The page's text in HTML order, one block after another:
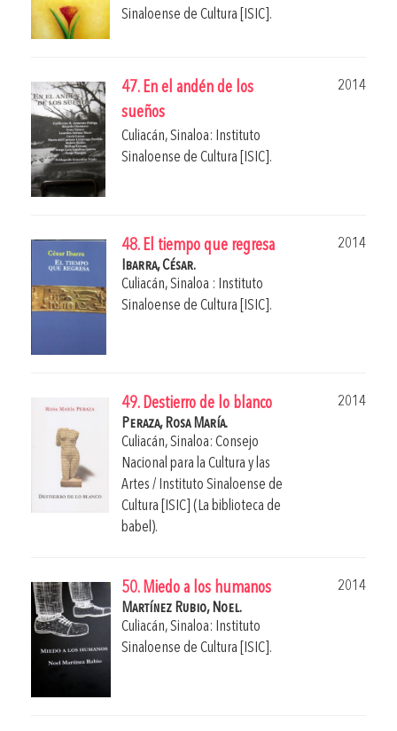
Sinaloense de Cultura [ISIC].
47. En el andén de los
sueños
2014
Culiacán, Sinaloa: Instituto
Sinaloense de Cultura [ISIC].
48. El tiempo que regresa
2014
Ibarra, César.
Culiacán, Sinaloa : Instituto
Sinaloense de Cultura [ISIC].
49. Destierro de lo blanco
2014
Peraza, Rosa María.
Culiacán, Sinaloa: Consejo
Nacional para la Cultura y las
Artes / Instituto Sinaloense de
Cultura [ISIC] (La biblioteca de
babel).
50. Miedo a los humanos
2014
Martínez Rubio, Noel.
Culiacán, Sinaloa: Instituto
Sinaloense de Cultura [ISIC].